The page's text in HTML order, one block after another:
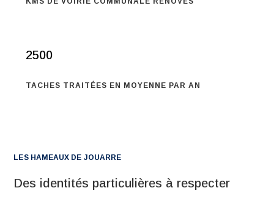
2500
TACHES TRAITÉES EN MOYENNE PAR AN
LES HAMEAUX DE JOUARRE
Des identités particulières à respecter